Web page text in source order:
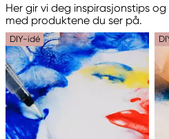
Siemensstraße 64
70469 Stuttgart, Germany
contactus@acco.com
+49 711.81030
Her gir vi deg inspirasjonstips
med produktene du ser på.
DIY-idé